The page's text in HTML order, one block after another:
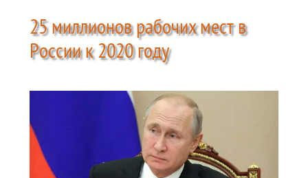
25 миллионов рабочих мест в
России к 2020 году